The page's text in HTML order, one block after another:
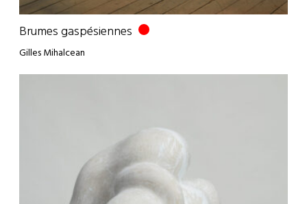
Brumes gaspésiennes
Gilles Mihalcean